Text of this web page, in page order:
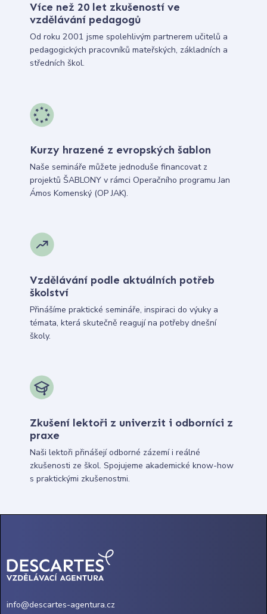
Více než 20 let zkušeností ve
vzdělávání pedagogů
Od roku 2001 jsme spolehlivým partnerem učitelů a
pedagogických pracovníků mateřských, základních a
středních škol.
Kurzy hrazené z evropských šablon
Naše semináře můžete jednoduše financovat z
projektů ŠABLONY v rámci Operačního programu Jan
Ámos Komenský (OP JAK).
Vzdělávání podle aktuálních potřeb
školství
Přinášíme praktické semináře, inspiraci do výuky a
témata, která skutečně reagují na potřeby dnešní
školy.
Zkušení lektoři z univerzit i odborníci z
praxe
Naši lektoři přinášejí odborné zázemí i reálné
zkušenosti ze škol. Spojujeme akademické know-how
s praktickými zkušenostmi.
info@descartes-agentura.cz